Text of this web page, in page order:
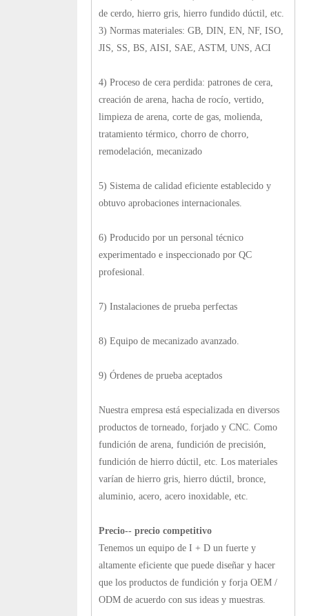
de cerdo, hierro gris, hierro fundido dúctil, etc.
3) Normas materiales: GB, DIN, EN, NF, ISO,
JIS, SS, BS, AISI, SAE, ASTM, UNS, ACI
4) Proceso de cera perdida: patrones de cera,
creación de arena, hacha de rocío, vertido,
limpieza de arena, corte de gas, molienda,
tratamiento térmico, chorro de chorro,
remodelación, mecanizado
5) Sistema de calidad eficiente establecido y
obtuvo aprobaciones internacionales.
6) Producido por un personal técnico
experimentado e inspeccionado por QC
profesional.
7) Instalaciones de prueba perfectas
8) Equipo de mecanizado avanzado.
9) Órdenes de prueba aceptados
Nuestra empresa está especializada en diversos
productos de torneado, forjado y CNC. Como
fundición de arena, fundición de precisión,
fundición de hierro dúctil, etc. Los materiales
varían de hierro gris, hierro dúctil, bronce,
aluminio, acero, acero inoxidable, etc.
Precio-- precio competitivo
Tenemos un equipo de I + D un fuerte y
altamente eficiente que puede diseñar y hacer
que los productos de fundición y forja OEM /
ODM de acuerdo con sus ideas y muestras.